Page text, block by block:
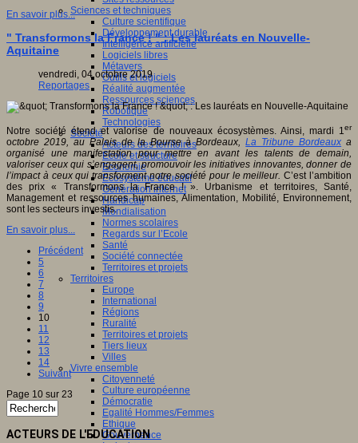
Sciences et techniques
Culture scientifique
Développement durable
Intelligence artificielle
Logiciels libres
Métavers
Outils et logiciels
Réalité augmentée
Ressources sciences
Robotique
Technologies
Société
Acteurs des territoires
Ecole et structure
Economie
Ecosystème éducatif
Génération internet
Handicap
Mondialisation
Normes scolaires
Regards sur l’Ecole
Santé
Société connectée
Territoires et projets
Territoires
Europe
International
Régions
Ruralité
Territoires et projets
Tiers lieux
Villes
Vivre ensemble
Citoyenneté
Culture européenne
Démocratie
Egalité Hommes/Femmes
Ethique
Gouvernance
En savoir plus...
" Transformons la France ! " : Les lauréats en Nouvelle-
Aquitaine
vendredi, 04 octobre 2019
Reportages
Notre société étend et valorise de nouveaux écosystèmes. Ainsi, mardi 1 er
octobre 2019, au Palais de la Bourse à Bordeaux,La Tribune Bordeaux a
organisé une manifestation pour mettre en avant les talents de demain,
valoriser ceux qui s’engagent, promouvoir les initiatives innovantes, donner de
l’impact à ceux qui transforment notre société pour le meilleur. C’est l’ambition
des prix « Transformons la France ! ». Urbanisme et territoires, Santé,
Management et ressources humaines, Alimentation, Mobilité, Environnement,
sont les secteurs investis.
En savoir plus...
Précédent
5
6
7
8
9
10
11
12
13
14
Suivant
Page 10 sur 23
ACTEURS DE L'EDUCATION